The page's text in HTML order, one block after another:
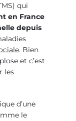
qui
en France
depuis
. Bien
et c’est
les
d’une
le